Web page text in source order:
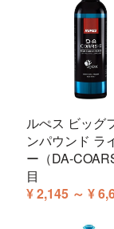
ルぺス ビッグ
ンパウンド ラ
ー（DA-
目
¥ 2,145 ～ ¥